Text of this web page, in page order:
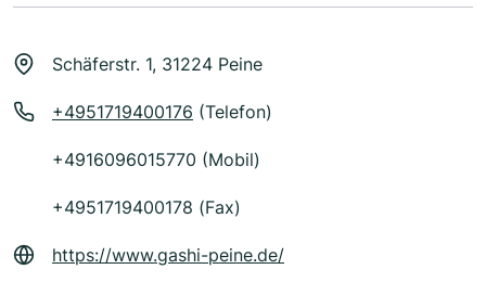
Schäferstr. 1, 31224 Peine
+4951719400176 (Telefon)
+4916096015770 (Mobil)
+4951719400178 (Fax)
https://www.gashi-peine.de/